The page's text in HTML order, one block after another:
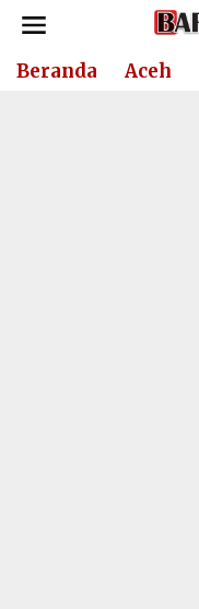
Lewati
konten
Beranda Aceh